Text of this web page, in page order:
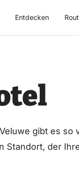
Entdecken
gibt es so
Standort, der